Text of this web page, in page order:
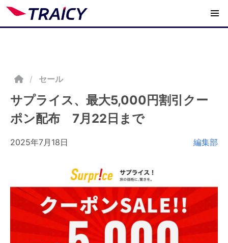
/ セール
サプライス、最大5,000円割引クー
ポン配布 7月22日まで
2025年7月18日 編集部